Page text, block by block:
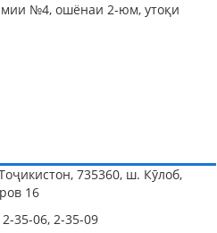
№4, ошёнаи 2-юм, утоқи
735360, ш. Кӯлоб,
16
35-06, 2-35-09